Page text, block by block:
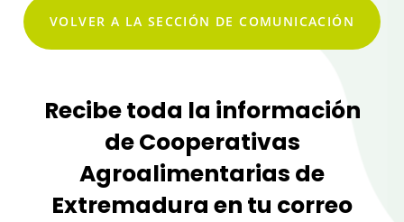
VOLVER A LA SECCIÓN DE COMUNICACIÓN
Recibe toda la información
de Cooperativas
Agroalimentarias de
Extremadura en tu correo